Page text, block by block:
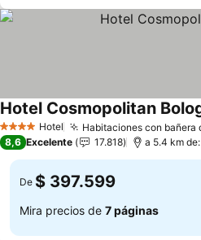
4 EstrellasHotel Habitaciones con bañera
Hotel Cosmopolitan
8,6 Excelente 17.818 a 5.4 km
De $ 397.599
Mira precios de 7 páginas